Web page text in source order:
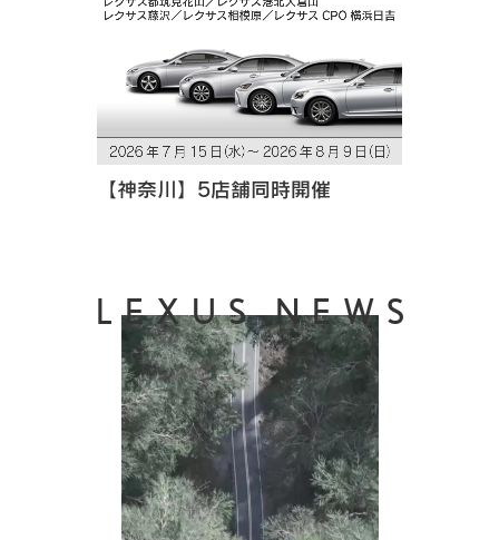
【神奈川】5店舗同時開催
LEXUS NEWS